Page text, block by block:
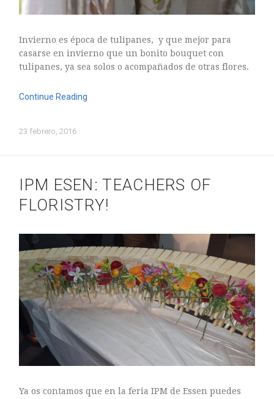
Invierno es época de tulipanes, y que mejor para
casarse en invierno que un bonito bouquet con
tulipanes, ya sea solos o acompañados de otras flores.
Continue Reading
23 febrero, 2016
IPM ESEN: TEACHERS OF
FLORISTRY!
Ya os contamos que en la feria IPM de Essen puedes